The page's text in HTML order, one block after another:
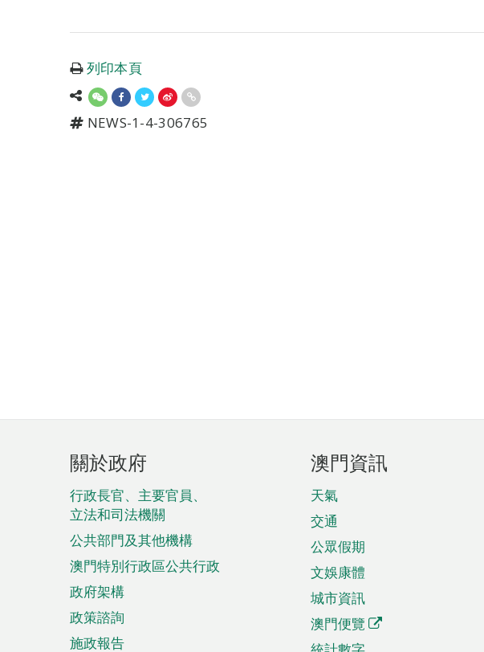
列印本頁
NEWS-1-4-306765
頁
腳
菜
單
關於政府
行政長官、主要官員、
立法和司法機關
公共部門及其他機構
澳門特別行政區公共行政
政府架構
政策諮詢
施政報告
澳門資訊
天氣
交通
公眾假期
文娛康體
城市資訊
澳門便覽